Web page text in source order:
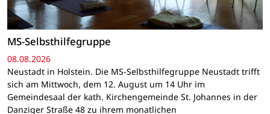
MS-Selbsthilfegruppe
08.08.2026
Neustadt in Holstein. Die MS-Selbsthilfegruppe Neustadt trifft
sich am Mittwoch, dem 12. August um 14 Uhr im
Gemeindesaal der kath. Kirchengemeinde St. Johannes in der
Danziger Straße 48 zu ihrem monatlichen